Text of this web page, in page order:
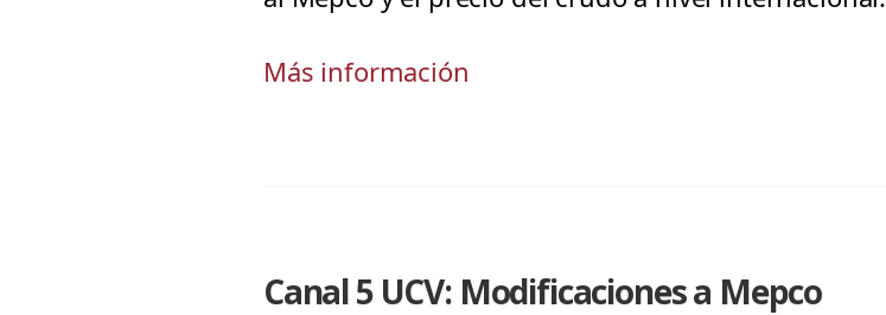
Más información
Canal 5 UCV: Modificaciones a Mepco